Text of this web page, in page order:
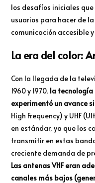
los desafíos iniciales
usuarios para hacer de
comunicación accesible
La era del color:
Con la llegada de la
1960 y 1970, la tecnología
experimentó un avance
High Frequency) y UHF
en estándar, ya que los
transmitir en estas
creciente demanda de
Las antenas VHF eran
canales más bajos